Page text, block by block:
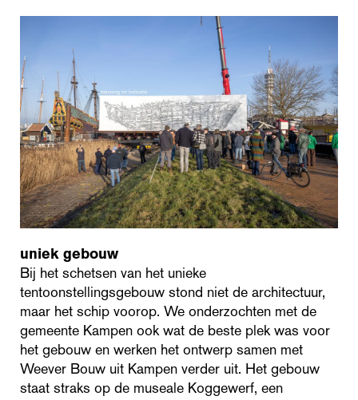
uniek gebouw
Bij het schetsen van het unieke
tentoonstellingsgebouw stond niet de architectuur,
maar het schip voorop. We onderzochten met de
gemeente Kampen ook wat de beste plek was voor
het gebouw en werken het ontwerp samen met
Weever Bouw uit Kampen verder uit. Het gebouw
staat straks op de museale Koggewerf, een